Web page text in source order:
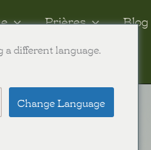
Prières Blog
a different language.
Change Language